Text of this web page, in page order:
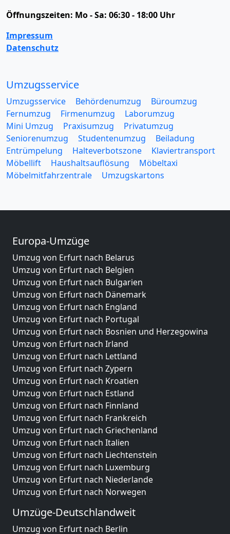
Öffnungszeiten: Mo - Sa: 06:30 - 18:00 Uhr
Impressum
Datenschutz
Umzugsservice
Umzugsservice Behördenumzug
Büroumzug
Fernumzug
Firmenumzug
Laborumzug
Mini Umzug
Praxisumzug
Privatumzug
Seniorenumzug
Studentenumzug
Beiladung
Entrümpelung
Halteverbotszone
Klaviertransport
Möbellift
Haushaltsauflösung
Möbeltaxi
Möbelmitfahrzentrale
Umzugskartons
Europa-Umzüge
Umzug von Erfurt nach Belarus
Umzug von Erfurt nach Belgien
Umzug von Erfurt nach Bulgarien
Umzug von Erfurt nach Dänemark
Umzug von Erfurt nach England
Umzug von Erfurt nach Portugal
Umzug von Erfurt nach Bosnien und Herzegowina
Umzug von Erfurt nach Irland
Umzug von Erfurt nach Lettland
Umzug von Erfurt nach Zypern
Umzug von Erfurt nach Kroatien
Umzug von Erfurt nach Estland
Umzug von Erfurt nach Finnland
Umzug von Erfurt nach Frankreich
Umzug von Erfurt nach Griechenland
Umzug von Erfurt nach Italien
Umzug von Erfurt nach Liechtenstein
Umzug von Erfurt nach Luxemburg
Umzug von Erfurt nach Niederlande
Umzug von Erfurt nach Norwegen
Umzüge-Deutschlandweit
Umzug von Erfurt nach Berlin